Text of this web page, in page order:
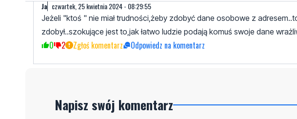
Ja czwartek, 25 kwietnia 2024 - 08:29:55
Jeżeli "ktoś " nie miał trudności,żeby zdobyć dane osobowe z
zdobył..szokujące jest to,jak łatwo ludzie podają komuś swoje dane
0 2 Zgłoś komentarz Odpowiedz na komentarz
Napisz swój komentarz